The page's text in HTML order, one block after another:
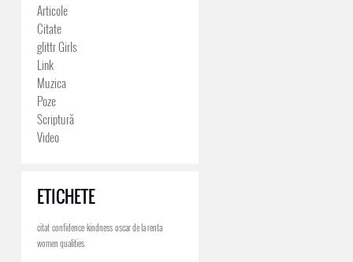
Articole
Citate
glittr Girls
Link
Muzica
Poze
Scriptură
Video
ETICHETE
citat confidence kindness oscar de la renta
women qualities